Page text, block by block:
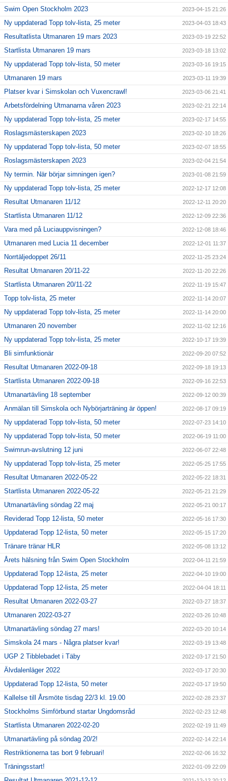
Swim Open Stockholm 2023 2023-04-15 21:26
Ny uppdaterad Topp tolv-lista, 25 meter 2023-04-03 18:43
Resultatlista Utmanaren 19 mars 2023 2023-03-19 22:52
Startlista Utmanaren 19 mars 2023-03-18 13:02
Ny uppdaterad Topp tolv-lista, 50 meter 2023-03-16 19:15
Utmanaren 19 mars 2023-03-11 19:39
Platser kvar i Simskolan och Vuxencrawl! 2023-03-06 21:41
Arbetsfördelning Utmanarna våren 2023 2023-02-21 22:14
Ny uppdaterad Topp tolv-lista, 25 meter 2023-02-17 14:55
Roslagsmästerskapen 2023 2023-02-10 18:26
Ny uppdaterad Topp tolv-lista, 50 meter 2023-02-07 18:55
Roslagsmästerskapen 2023 2023-02-04 21:54
Ny termin. När börjar simningen igen? 2023-01-08 21:59
Ny uppdaterad Topp tolv-lista, 25 meter 2022-12-17 12:08
Resultat Utmanaren 11/12 2022-12-11 20:20
Startlista Utmanaren 11/12 2022-12-09 22:36
Vara med på Luciauppvisningen? 2022-12-08 18:46
Utmanaren med Lucia 11 december 2022-12-01 11:37
Norrtäljedoppet 26/11 2022-11-25 23:24
Resultat Utmanaren 20/11-22 2022-11-20 22:26
Startlista Utmanaren 20/11-22 2022-11-19 15:47
Topp tolv-lista, 25 meter 2022-11-14 20:07
Ny uppdaterad Topp tolv-lista, 25 meter 2022-11-14 20:00
Utmanaren 20 november 2022-11-02 12:16
Ny uppdaterad Topp tolv-lista, 25 meter 2022-10-17 19:39
Bli simfunktionär 2022-09-20 07:52
Resultat Utmanaren 2022-09-18 2022-09-18 19:13
Startlista Utmanaren 2022-09-18 2022-09-16 22:53
Utmanartävling 18 september 2022-09-12 00:39
Anmälan till Simskola och Nybörjarträning är öppen! 2022-08-17 09:19
Ny uppdaterad Topp tolv-lista, 50 meter 2022-07-23 14:10
Ny uppdaterad Topp tolv-lista, 50 meter 2022-06-19 11:00
Swimrun-avslutning 12 juni 2022-06-07 22:48
Ny uppdaterad Topp tolv-lista, 25 meter 2022-05-25 17:55
Resultat Utmanaren 2022-05-22 2022-05-22 18:31
Startlista Utmanaren 2022-05-22 2022-05-21 21:29
Utmanartävling söndag 22 maj 2022-05-21 00:17
Reviderad Topp 12-lista, 50 meter 2022-05-16 17:30
Uppdaterad Topp 12-lista, 50 meter 2022-05-15 17:20
Tränare tränar HLR 2022-05-08 13:12
Årets hälsning från Swim Open Stockholm 2022-04-11 21:59
Uppdaterad Topp 12-lista, 25 meter 2022-04-10 19:00
Uppdaterad Topp 12-lista, 25 meter 2022-04-04 18:11
Resultat Utmanaren 2022-03-27 2022-03-27 18:37
Utmanaren 2022-03-27 2022-03-26 10:48
Utmanartävling söndag 27 mars! 2022-03-20 10:14
Simskola 24 mars - Några platser kvar! 2022-03-19 13:48
UGP 2 Tibblebadet i Täby 2022-03-17 21:50
Älvdalenläger 2022 2022-03-17 20:30
Uppdaterad Topp 12-lista, 50 meter 2022-03-17 19:50
Kallelse till Årsmöte tisdag 22/3 kl. 19.00 2022-02-28 23:37
Stockholms Simförbund startar Ungdomsråd 2022-02-23 12:48
Startlista Utmanaren 2022-02-20 2022-02-19 11:49
Utmanartävling på söndag 20/2! 2022-02-14 22:14
Restriktionerna tas bort 9 februari! 2022-02-06 16:32
Träningsstart! 2022-01-09 22:09